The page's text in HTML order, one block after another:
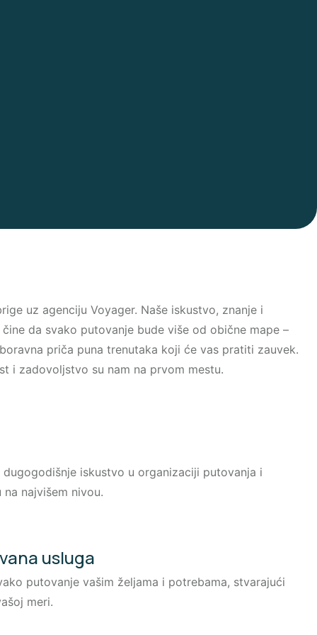
uz agenciju Voyager. Naše iskustvo, znanje i
da svako putovanje bude više od obične mape –
priča puna trenutaka koji će vas pratiti zauvek.
i zadovoljstvo su nam na prvom mestu.
dugogodišnje iskustvo u organizaciji putovanja i
najvišem nivou.
usluga
putovanje vašim željama i potrebama, stvarajući
meri.